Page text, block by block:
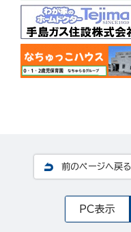
前のページへ戻る
PC表示